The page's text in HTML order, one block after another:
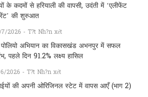
के कदमों से हरियाली की वापसी, उदंती में ‘एलीफेंट
की शुरुआत
2026 - T?t Nh?n xét
अभियान का विकासखंड अभनपुर में सफल
पहले दिन 91.2% लक्ष्य हासिल
2026 - T?t Nh?n xét
की अपनी ओरिजिनल स्टेट में वापस आएँ (भाग 2)